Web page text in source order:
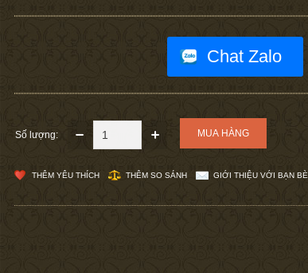
Chat Zalo
Số lượng:
THÊM YÊU THÍCH THÊM SO SÁNH GIỚI THIỆU VỚI BẠN BÈ